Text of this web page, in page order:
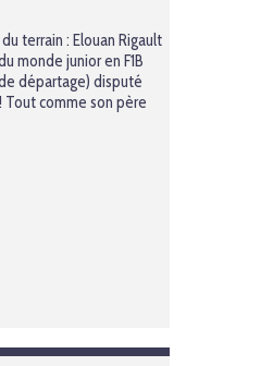
terrain : Elouan Rigault
monde junior en F1B
départage) disputé
Tout comme son père